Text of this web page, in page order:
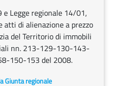
Legge regionale 14/01,
atti di alienazione a prezzo
del Territorio di immobili
nn. 213-129-130-143-
150-153 del 2008.
Giunta regionale